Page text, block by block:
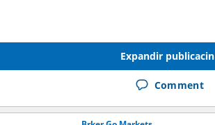
Expandir publicacin
Comment